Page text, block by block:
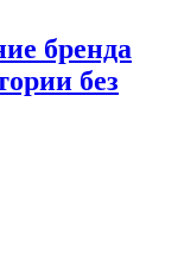
бренда
без